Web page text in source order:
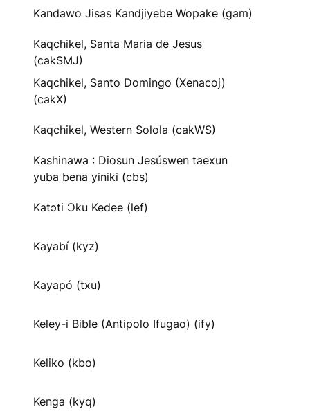
Kandawo Jisas Kandjiyebe Wopake (gam)
Kaqchikel, Santa Maria de Jesus
(cakSMJ)
Kaqchikel, Santo Domingo (Xenacoj)
(cakX)
Kaqchikel, Western Solola (cakWS)
Kashinawa : Diosun Jesúswen taexun
yuba bena yiniki (cbs)
Katɔti Ɔku Kedee (lef)
Kayabí (kyz)
Kayapó (txu)
Keley-i Bible (Antipolo Ifugao) (ify)
Keliko (kbo)
Kenga (kyq)